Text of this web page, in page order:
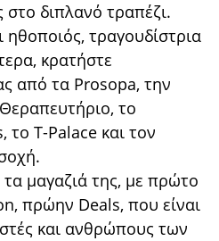
στο διπλανό τραπέζι.
ηθοποιός, τραγουδίστρια
κρατήστε
από τα Prosopa, την
το
T-Palace και τον
μαγαζιά της, με πρώτο
πρώην Deals, που είναι
και ανθρώπους των